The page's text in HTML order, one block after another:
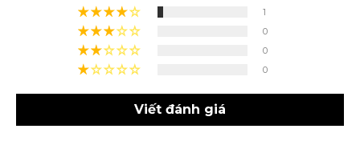
1
0
0
0
Viết đánh giá